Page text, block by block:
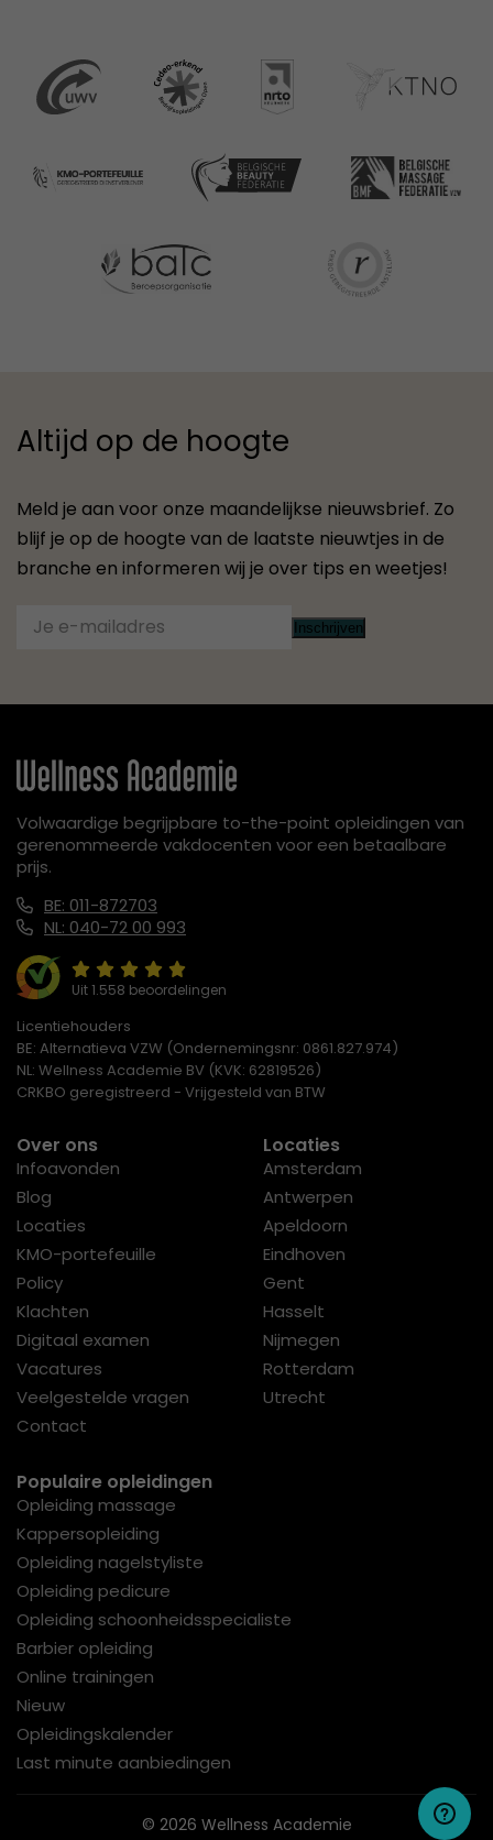
Altijd op de hoogte
Meld je aan voor onze maandelijkse nieuwsbrief. Zo
blijf je op de hoogte van de laatste nieuwtjes in de
branche en informeren wij je over tips en weetjes!
Inschrijven
Volwaardige begrijpbare to-the-point opleidingen van
gerenommeerde vakdocenten voor een betaalbare
prijs.
BE: 011-872703
NL: 040-72 00 993
Uit 1.558 beoordelingen
Licentiehouders
BE: Alternatieva VZW (Ondernemingsnr: 0861.827.974)
NL: Wellness Academie BV (KVK: 62819526)
CRKBO geregistreerd - Vrijgesteld van BTW
Over ons
Infoavonden
Blog
Locaties
KMO-portefeuille
Policy
Klachten
Digitaal examen
Vacatures
Veelgestelde vragen
Contact
Locaties
Amsterdam
Antwerpen
Apeldoorn
Eindhoven
Gent
Hasselt
Nijmegen
Rotterdam
Utrecht
Populaire opleidingen
Opleiding massage
Kappersopleiding
Opleiding nagelstyliste
Opleiding pedicure
Opleiding schoonheidsspecialiste
Barbier opleiding
Online trainingen
Nieuw
Opleidingskalender
Last minute aanbiedingen
© 2026 Wellness Academie